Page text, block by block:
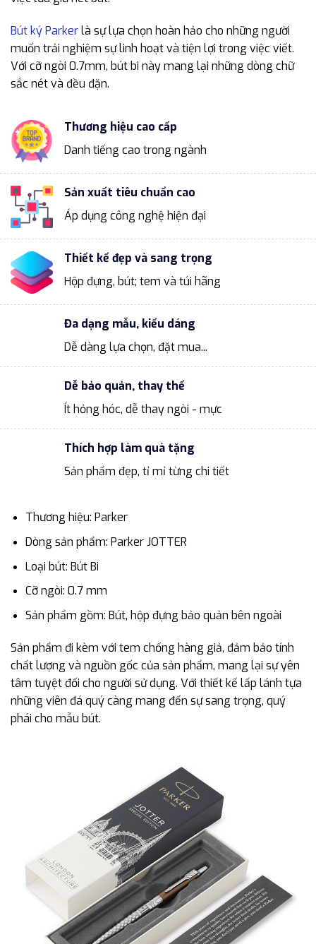
Bút ký Parkerlà sự lựa chọn hoàn hảo cho những người
muốn trải nghiệm sự linh hoạt và tiện lợi trong việc viết.
Với cỡ ngòi 0.7mm, bút bi này mang lại những dòng chữ
sắc nét và đều đặn.
Thương hiệu cao cấp
Danh tiếng cao trong ngành
Sản xuất tiêu chuẩn cao
Áp dụng công nghệ hiện đại
Thiết kế đẹp và sang trọng
Hộp đựng, bút; tem và túi hãng
Đa dạng mẫu, kiểu dáng
Dễ dàng lựa chọn, đặt mua...
Dễ bảo quản, thay thế
Ít hỏng hóc, dễ thay ngòi - mực
Thích hợp làm quà tặng
Sản phẩm đẹp, tỉ mỉ từng chi tiết
Thương hiệu: Parker
Dòng sản phẩm: Parker JOTTER
Loại bút: Bút Bi
Cỡ ngòi: 0.7 mm
Sản phẩm gồm: Bút, hộp đựng bảo quản bên ngoài
Sản phẩm đi kèm với tem chống hàng giả, đảm bảo tính
chất lượng và nguồn gốc của sản phẩm, mang lại sự yên
tâm tuyệt đối cho người sử dụng. Với thiết kế lấp lánh tựa
những viên đá quý càng mang đến sự sang trọng, quý
phái cho mẫu bút.